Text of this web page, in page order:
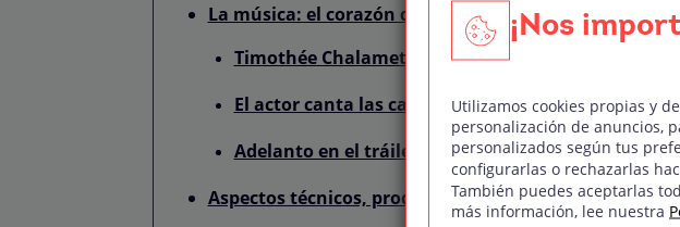
La música: el corazón de la película
Timothée Chalamet pone voz a Dylan
El actor canta las canciones originales
Adelanto en el tráiler: «A Hard Rain’s Gonna Fall»
Aspectos técnicos, producción y estreno
¡Nos
Utilizamos cookies propias y
personalización de anuncios,
personalizados según tus
configurarlas o rechazarlas
También puedes aceptarlas
más información, lee nuestra